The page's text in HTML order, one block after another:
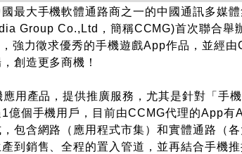
最大手機軟體通路商之一的中國通訊多媒
Group Co.,Ltd，簡稱CCMG)首次聯合舉
，強力徵求優秀的手機遊戲App作品，並經
創造更多商機！
用產品，提供推廣服務，尤其是針對「手機
1億個手機用戶，目前由CCMG代理的App
包含網路（應用程式市集）和實體通路（
到銷售、全程的置入管道，並再結合手機